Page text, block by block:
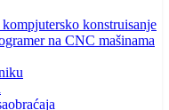
konstruisanje
na CNC mašinama